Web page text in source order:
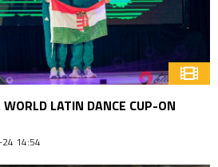
LATIN DANCE CUP-ON
14:54